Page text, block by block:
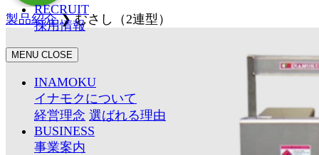
RECRUIT
採用情報
MENU CLOSE
INAMOKU
イナモクについて
経営理念 選ばれる理由
BUSINESS
事業案内
製品紹介 ❯ むさし（2連型）